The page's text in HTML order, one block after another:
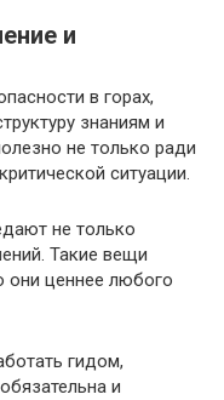
и
в горах,
знаниям и
не только ради
ситуации.
не только
Такие вещи
они ценнее любого
гидом,
и